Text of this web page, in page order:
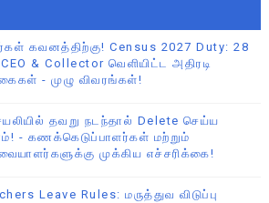
கவனத்திற்கு! Census 2027 Duty: 28
& Collector வெளியிட்ட அதிரடி
- முழு விவரங்கள்!
தவறு நடந்தால் Delete செய்ய
- கணக்கெடுப்பாளர்கள் மற்றும்
முக்கிய எச்சரிக்கை!
Leave Rules: மருத்துவ விடுப்பு